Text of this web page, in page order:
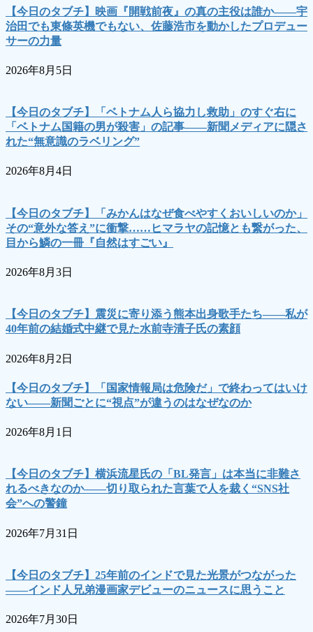
【今日のタブチ】映画『開戦前夜』の真の主役は誰か――宇
治田でも東條英機でもない、佐藤浩市を動かしたプロデュー
サーの力量
2026年8月5日
【今日のタブチ】「ベトナム人ら協力し救助」のすぐ右に
「ベトナム国籍の男が殺害」の記事――新聞メディアに隠さ
れた“無意識のラベリング”
2026年8月4日
【今日のタブチ】「みかんはなぜ食べやすくおいしいのか」
その“意外な答え”に衝撃……ヒマラヤの記憶とも繋がった、
目から鱗の一冊『自然はすごい』
2026年8月3日
【今日のタブチ】震災に寄り添う熊本出身歌手たち――私が
40年前の結婚式中継で見た水前寺清子氏の素顔
2026年8月2日
【今日のタブチ】「国家情報局は危険だ」で終わってはいけ
ない――新聞ごとに“視点”が違うのはなぜなのか
2026年8月1日
【今日のタブチ】横浜流星氏の「BL発言」は本当に非難さ
れるべきなのか――切り取られた言葉で人を裁く“SNS社
会”への警鐘
2026年7月31日
【今日のタブチ】25年前のインドで見た光景がつながった
――インド人兄弟漫画家デビューのニュースに思うこと
2026年7月30日